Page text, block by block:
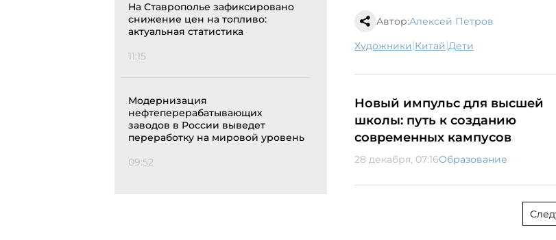
На Ставрополье зафиксировано
снижение цен на топливо:
актуальная статистика
11:15
Модернизация
нефтеперерабатывающих
заводов в России выведет
переработку на мировой уровень
09:52
Автор:Алексей Петров
художники| Китай| дети
Новый импульс для высшей
школы: путь к созданию
современных кампусов
28 декабря, 07:16Образование